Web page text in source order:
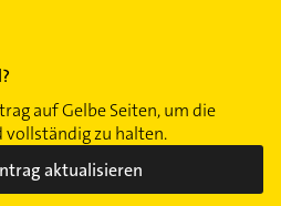
auf Gelbe Seiten, um die
zu halten.
aktualisieren